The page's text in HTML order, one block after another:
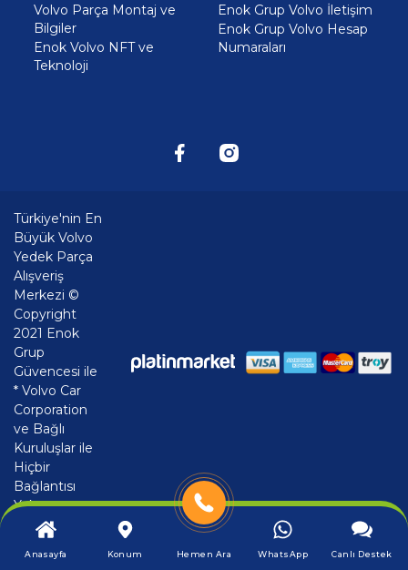
Anasayfa Konum Hemen Ara WhatsApp Canlı Destek
Volvo Parça Montaj ve
Bilgiler
Enok Volvo NFT ve
Teknoloji
Enok Grup Volvo İletişim
Enok Grup Volvo Hesap
Numaraları
Türkiye'nin En
Büyük Volvo
Yedek Parça
Alışveriş
Merkezi ©
Copyright
2021 Enok
Grup
Güvencesi ile
* Volvo Car
Corporation
ve Bağlı
Kuruluşlar ile
Hiçbir
Bağlantısı
Yoktur
PlatinMarket® E-Ticaret Sistemi İle Hazırlanmıştır.